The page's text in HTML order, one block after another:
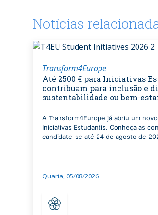
Notícias
Transform4Europe
Até 2500 € para Iniciativas
contribuam para inclusão e
sustentabilidade ou bem-
A Transform4Europe já abriu um
Iniciativas Estudantis. Conheça as
candidate-se até 24 de agosto de
Quarta, 05/08/2026